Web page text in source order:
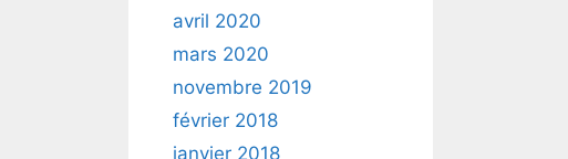
avril 2020
mars 2020
novembre 2019
février 2018
janvier 2018